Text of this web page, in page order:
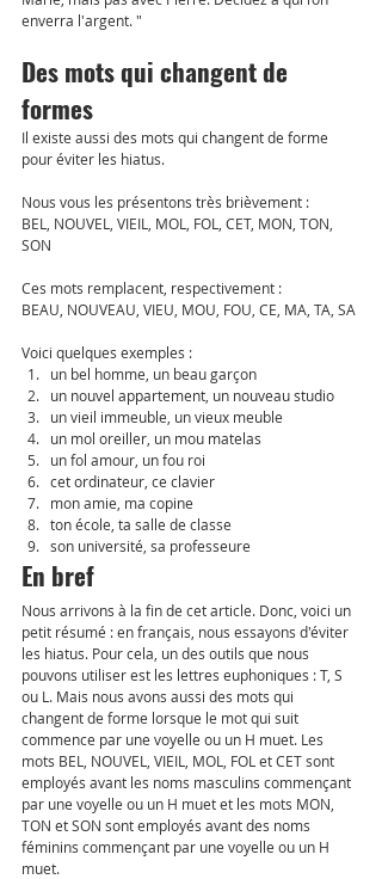
enverra l'argent. "
Des mots qui changent de
formes
Il existe aussi des mots qui changent de forme
pour éviter les hiatus.
Nous vous les présentons très brièvement :
BEL, NOUVEL, VIEIL, MOL, FOL, CET, MON, TON,
SON
Ces mots remplacent, respectivement :
BEAU, NOUVEAU, VIEU, MOU, FOU, CE, MA, TA, SA
Voici quelques exemples :
un bel homme, un beau garçon
un nouvel appartement, un nouveau studio
un vieil immeuble, un vieux meuble
un mol oreiller, un mou matelas
un fol amour, un fou roi
cet ordinateur, ce clavier
mon amie, ma copine
ton école, ta salle de classe
son université, sa professeure
En bref
Nous arrivons à la fin de cet article. Donc, voici un
petit résumé : en français, nous essayons d'éviter
les hiatus. Pour cela, un des outils que nous
pouvons utiliser est les lettres euphoniques : T, S
ou L. Mais nous avons aussi des mots qui
changent de forme lorsque le mot qui suit
commence par une voyelle ou un H muet. Les
mots BEL, NOUVEL, VIEIL, MOL, FOL et CET sont
employés avant les noms masculins commençant
par une voyelle ou un H muet et les mots MON,
TON et SON sont employés avant des noms
féminins commençant par une voyelle ou un H
muet.